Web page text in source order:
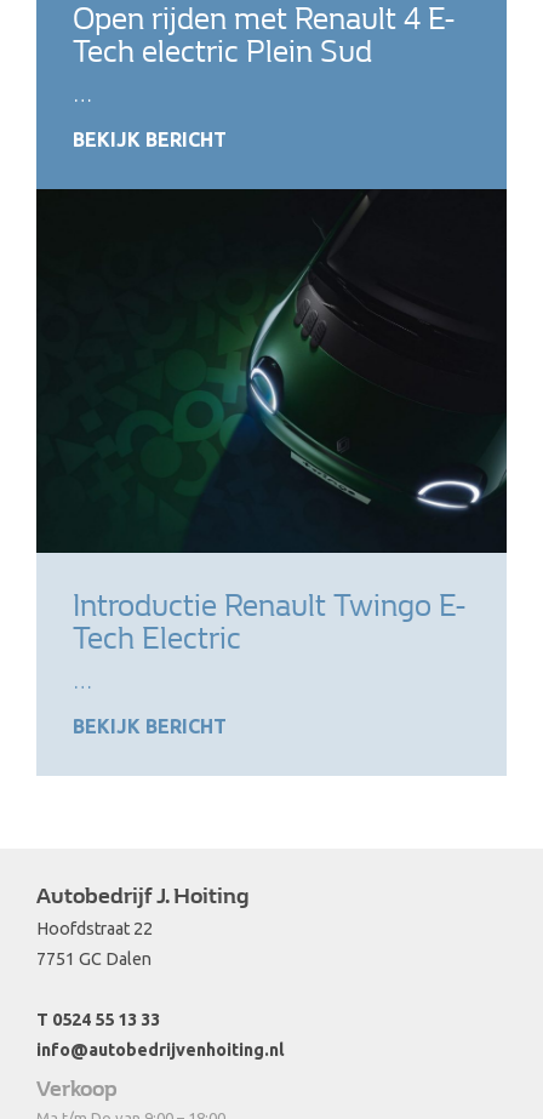
Open rijden met Renault 4 E-
Tech electric Plein Sud
…
BEKIJK BERICHT
Introductie Renault Twingo E-
Tech Electric
…
BEKIJK BERICHT
Autobedrijf J. Hoiting
Hoofdstraat 22
7751 GC Dalen
T 0524 55 13 33
info@autobedrijvenhoiting.nl
Verkoop